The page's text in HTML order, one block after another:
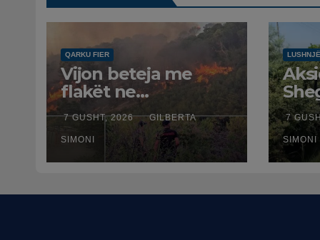
QARKU FIER
Vijon beteja me
flakët ne
Mallakastër nga
toka dhe nga ajri
me dy helikopterë.
7 GUSHT, 2026 GILBERTA
SIMONI
LUSHNJË
7
SIMONI